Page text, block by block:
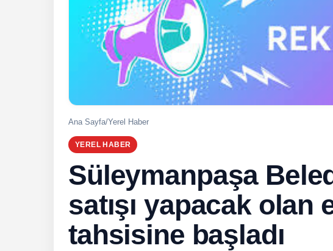
Ana Sayfa/Yerel Haber
YEREL HABER
Süleymanpaşa
satışı yapacak olan
tahsisine başladı